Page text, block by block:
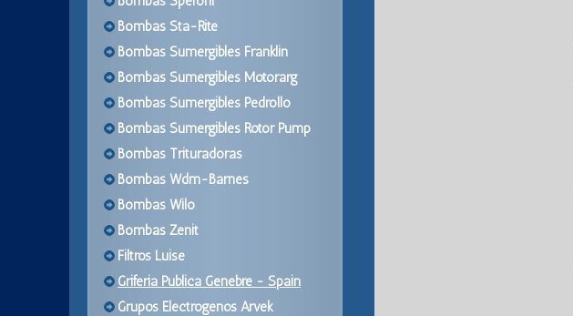
Bombas Sta-Rite
Bombas Sumergibles Franklin
Bombas Sumergibles Motorarg
Bombas Sumergibles Pedrollo
Bombas Sumergibles Rotor Pump
Bombas Trituradoras
Bombas Wdm-Barnes
Bombas Wilo
Bombas Zenit
Filtros Luise
Griferia Publica Genebre - Spain
Grupos Electrogenos Arvek